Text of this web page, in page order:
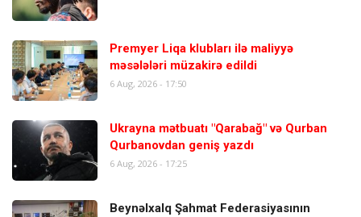
Premyer Liqa klubları ilə maliyyə
məsələləri müzakirə edildi
6 Aug, 2026 - 17:50
Ukrayna mətbuatı "Qarabağ" və Qurban
Qurbanovdan geniş yazdı
6 Aug, 2026 - 17:25
Beynəlxalq Şahmat Federasiyasının